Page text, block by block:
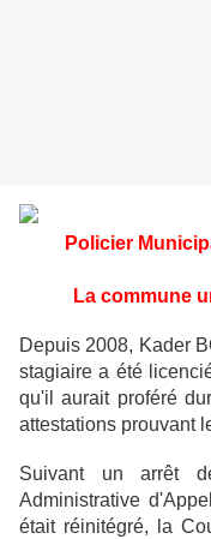
Policier
La commune
Depuis 2008, Kader
stagiaire a été
qu'il aurait proféré
attestations prouvant
Suivant un arrêt
Administrative
était réinitégré, la